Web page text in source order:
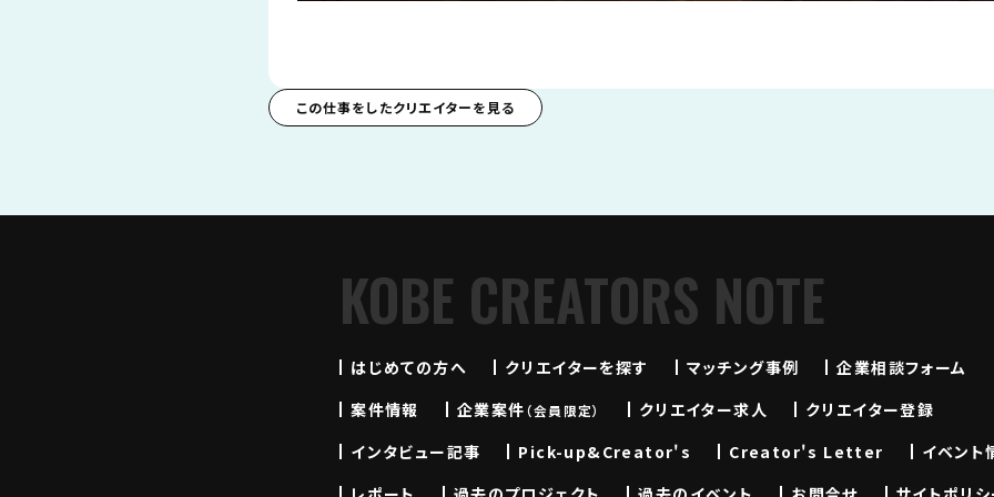
この仕事をしたクリエイターを見る
KOBE CREATORS NOTE
はじめての方へ クリエイターを探す マッチング事例
企業相談フォーム
案件情報
企業案件（会員限定） クリエイター求人
クリエイター登録
インタビュー記事
Pick-up&Creator's Creator's Letter
イベント